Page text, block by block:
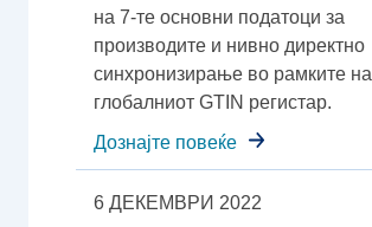
на 7-те основни податоци за
производитe и нивно директно
синхронизирање во рамките на
глобалниот GTIN регистар.
Дознајте повеќе
6 ДЕКЕМВРИ 2022